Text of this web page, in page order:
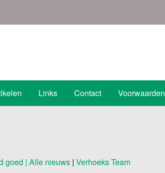
Helder
Links Contact Voorwaarden
goed | Alle nieuws | Verhoeks Team